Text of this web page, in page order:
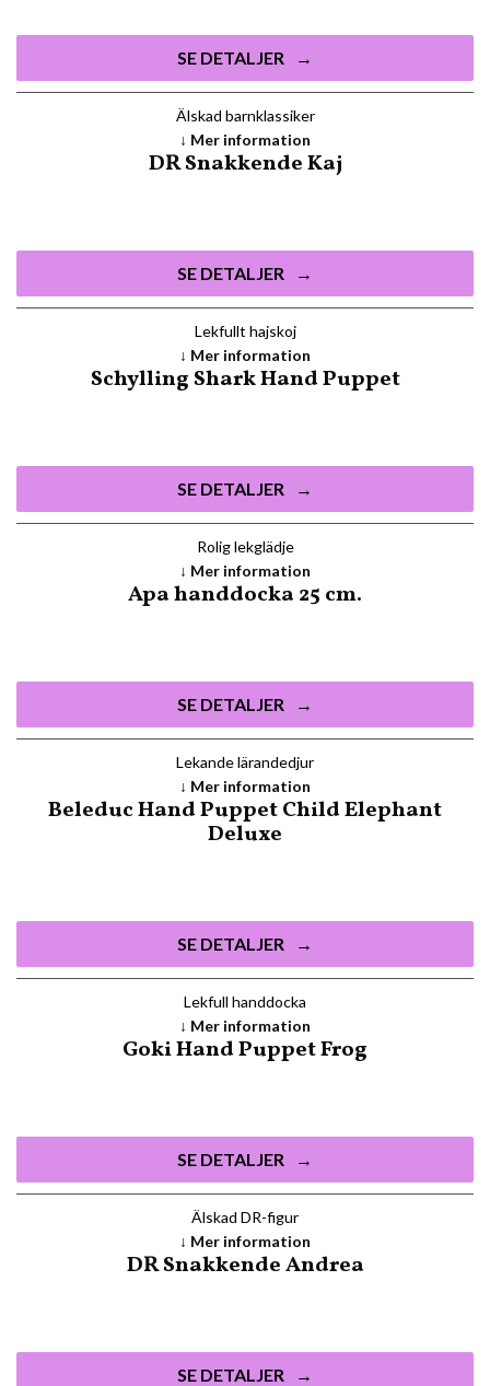
SE DETALJER
Älskad barnklassiker
DR Snakkende Kaj
SE DETALJER
Mer information
Lekfullt hajskoj
Schylling Shark Hand Puppet
SE DETALJER
Mer information
Rolig lekglädje
Apa handdocka 25 cm.
SE DETALJER
Mer information
Lekande lärandedjur
Beleduc Hand Puppet Child Elephant
Deluxe
SE DETALJER
Mer information
Lekfull handdocka
Goki Hand Puppet Frog
SE DETALJER
Mer information
Älskad DR-figur
DR Snakkende Andrea
SE DETALJER
Mer information